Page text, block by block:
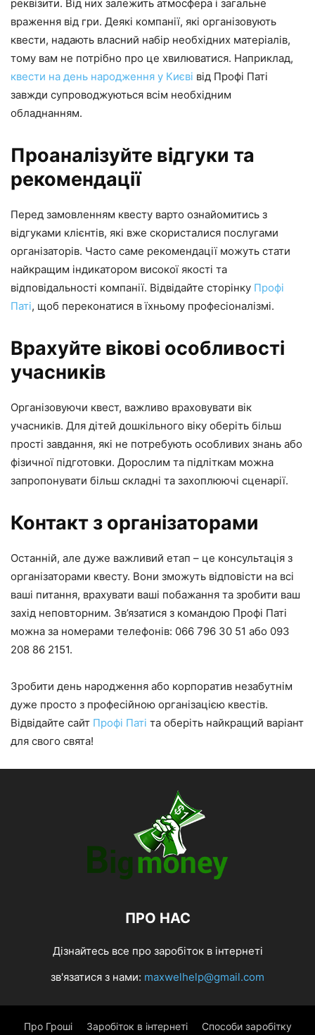
реквізити. Від них залежить атмосфера і загальне
враження від гри. Деякі компанії, які організовують
квести, надають власний набір необхідних матеріалів,
тому вам не потрібно про це хвилюватися. Наприклад,
квести на день народження у Києві від Профі Паті
завжди супроводжуються всім необхідним
обладнанням.
Проаналізуйте відгуки та
рекомендації
Перед замовленням квесту варто ознайомитись з
відгуками клієнтів, які вже скористалися послугами
організаторів. Часто саме рекомендації можуть стати
найкращим індикатором високої якості та
відповідальності компанії. Відвідайте сторінку Профі
Паті, щоб переконатися в їхньому професіоналізмі.
Врахуйте вікові особливості
учасників
Організовуючи квест, важливо враховувати вік
учасників. Для дітей дошкільного віку оберіть більш
прості завдання, які не потребують особливих знань або
фізичної підготовки. Дорослим та підліткам можна
запропонувати більш складні та захоплюючі сценарії.
Контакт з організаторами
Останній, але дуже важливий етап – це консультація з
організаторами квесту. Вони зможуть відповісти на всі
ваші питання, врахувати ваші побажання та зробити ваш
захід неповторним. Зв’язатися з командою Профі Паті
можна за номерами телефонів: 066 796 30 51 або 093
208 86 2151.
Зробити день народження або корпоратив незабутнім
дуже просто з професійною організацією квестів.
Відвідайте сайт Профі Паті та оберіть найкращий варіант
для свого свята!
ПРО НАС
Дізнайтесь все про заробіток в інтернеті
зв'язатися з нами: maxwelhelp@gmail.com
Про Гроші Заробіток в інтернеті Способи заробітку